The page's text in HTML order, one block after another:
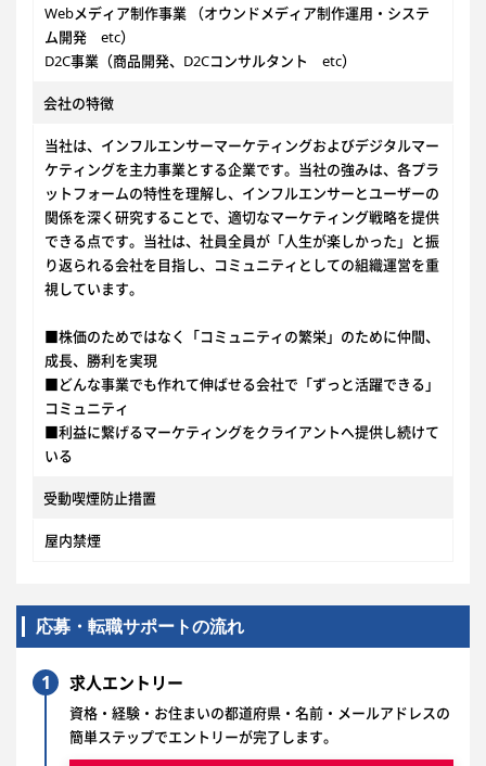
Webメディア制作事業 （オウンドメディア制作運用・システ
ム開発 etc）
D2C事業（商品開発、D2Cコンサルタント etc）
会社の特徴
当社は、インフルエンサーマーケティングおよびデジタルマー
ケティングを主力事業とする企業です。当社の強みは、各プラ
ットフォームの特性を理解し、インフルエンサーとユーザーの
関係を深く研究することで、適切なマーケティング戦略を提供
できる点です。当社は、社員全員が「人生が楽しかった」と振
り返られる会社を目指し、コミュニティとしての組織運営を重
視しています。
■株価のためではなく「コミュニティの繁栄」のために仲間、
成長、勝利を実現
■どんな事業でも作れて伸ばせる会社で「ずっと活躍できる」
コミュニティ
■利益に繋げるマーケティングをクライアントへ提供し続けて
いる
受動喫煙防止措置
屋内禁煙
応募・転職サポートの流れ
1 求人エントリー
資格・経験・お住まいの都道府県・名前・メールアドレスの
簡単ステップでエントリーが完了します。